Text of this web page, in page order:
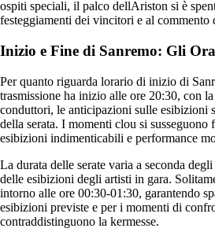
ospiti speciali, il palco dellAriston si è
festeggiamenti dei vincitori e al commento
Inizio e Fine di Sanremo: Gli
Per quanto riguarda lorario di inizio di
trasmissione ha inizio alle ore 20:30, con
conduttori, le anticipazioni sulle esibizioni
della serata. I momenti clou si susseguono
esibizioni indimenticabili e performance
La durata delle serate varia a seconda
delle esibizioni degli artisti in gara.
intorno alle ore 00:30-01:30, garantendo
esibizioni previste e per i momenti di
contraddistinguono la kermesse.